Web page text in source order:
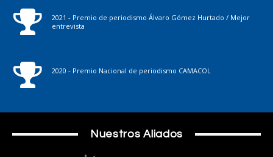
2021 - Premio de periodismo Álvaro Gómez Hurtado / Mejor
entrevista
2020 - Premio Nacional de periodismo CAMACOL
Nuestros Aliados